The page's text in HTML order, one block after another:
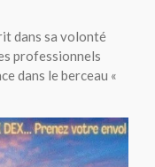
dans sa volonté
professionnels
dans le berceau «